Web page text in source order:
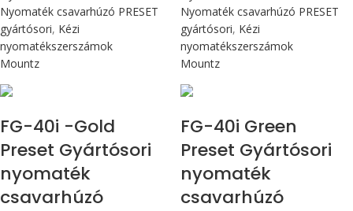
Nyomaték csavarhúzó PRESET
gyártósori, Kézi
nyomatékszerszámok
Mountz
Nyomaték csavarhúzó PRESET
gyártósori, Kézi
nyomatékszerszámok
Mountz
FG-40i -Gold
Preset Gyártósori
nyomaték
csavarhúzó
FG-40i Green
Preset Gyártósori
nyomaték
csavarhúzó